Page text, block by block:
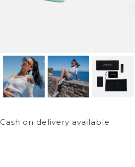
Cash on delivery available